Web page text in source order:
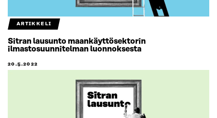
ARTIKKELI
Sitran lausunto maankäyttösektorin
ilmastosuunnitelman luonnoksesta
20.5.2022